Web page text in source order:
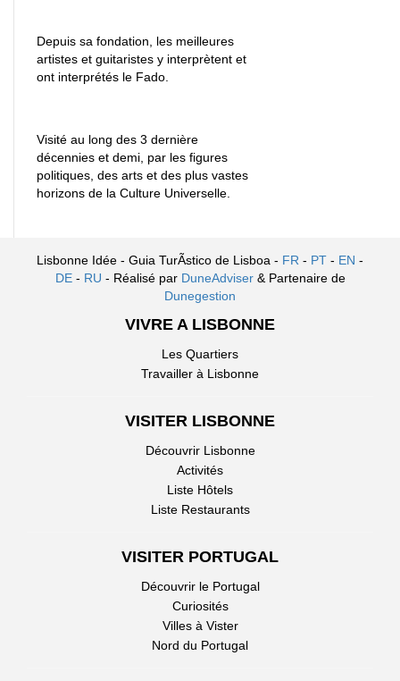
Depuis sa fondation, les meilleures
artistes et guitaristes y interprètent et
ont interprétés le Fado.
Visité au long des 3 dernière
décennies et demi, par les figures
politiques, des arts et des plus vastes
horizons de la Culture Universelle.
Lisbonne Idée - Guia TurÃ­stico de Lisboa - FR - PT - EN -
DE- RU - Réalisé par DuneAdviser & Partenaire de
Dunegestion
VIVRE A LISBONNE
Les Quartiers
Travailler à Lisbonne
VISITER LISBONNE
Découvrir Lisbonne
Activités
Liste Hôtels
Liste Restaurants
VISITER PORTUGAL
Découvrir le Portugal
Curiosités
Villes à Vister
Nord du Portugal